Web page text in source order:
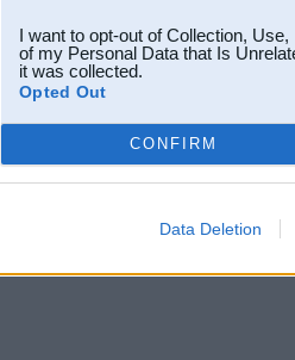
I want to opt-out of Collection,
of my Personal Data that Is
it was collected.
Opted Out
CONFIRM
Data Deletion